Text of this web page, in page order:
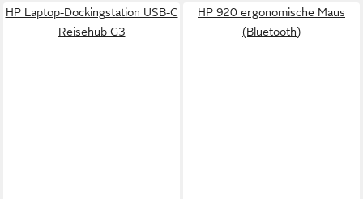
HP Laptop-Dockingstation USB-C
Reisehub G3
HP 920 ergonomische Maus
(Bluetooth)